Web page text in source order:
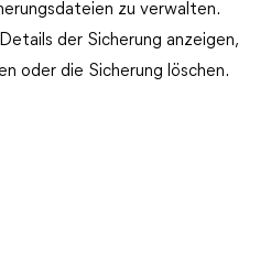
zu verwalten.
der Sicherung anzeigen,
oder die Sicherung löschen.